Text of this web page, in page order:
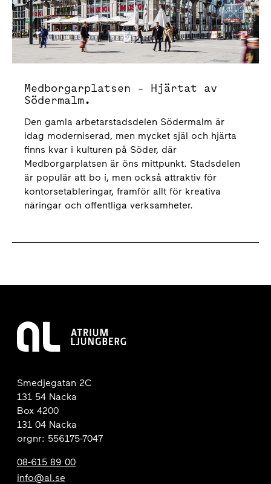
Medborgarplatsen - Hjärtat av
Södermalm.
Den gamla arbetarstadsdelen Södermalm är
idag moderniserad, men mycket själ och hjärta
finns kvar i kulturen på Söder, där
Medborgarplatsen är öns mittpunkt. Stadsdelen
är populär att bo i, men också attraktiv för
kontorsetableringar, framför allt för kreativa
näringar och offentliga verksamheter.
Smedjegatan 2C
131 54 Nacka
Box 4200
131 04 Nacka
orgnr: 556175-7047
08-615 89 00
info@al.se